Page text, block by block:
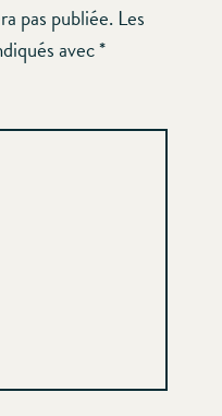
pas publiée. Les
avec*